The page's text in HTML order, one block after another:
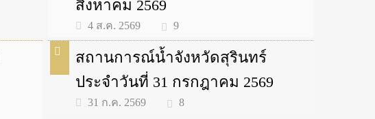
สิงหาคม 2569
4 ส.ค. 2569 9
สถานการณ์น้ำจังหวัดสุรินทร์
ประจำวันที่ 31 กรกฎาคม 2569
31 ก.ค. 2569 8